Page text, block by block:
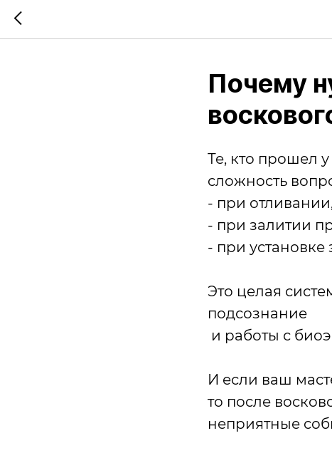
Почему
Те, кто прошел
сложность
- при
- при залитии
- при установке
Это целая
подсознание
и работы с
И если ваш
то после
неприятные